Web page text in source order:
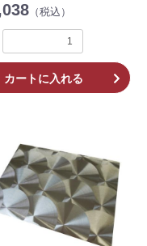
（税込）
カートに入れる